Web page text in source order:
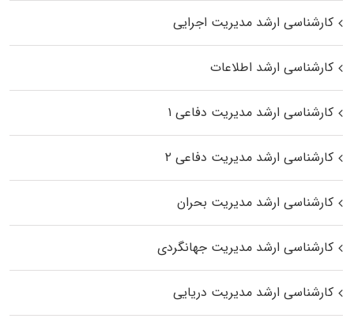
کارشناسی ارشد مدیریت اجرایی
کارشناسی ارشد اطلاعات
کارشناسی ارشد مدیریت دفاعی ۱
کارشناسی ارشد مدیریت دفاعی ۲
کارشناسی ارشد مدیریت بحران
کارشناسی ارشد مدیریت جهانگردی
کارشناسی ارشد مدیریت دریایی